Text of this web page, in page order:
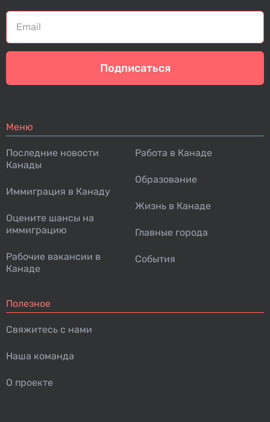
Подписаться
Меню
Последние новости
Канады
Иммиграция в Канаду
Оцените шансы на
иммиграцию
Рабочие вакансии в
Канаде
Работа в Канаде
Образование
Жизнь в Канаде
Главные города
События
Полезное
Свяжитесь с нами
Наша команда
О проекте